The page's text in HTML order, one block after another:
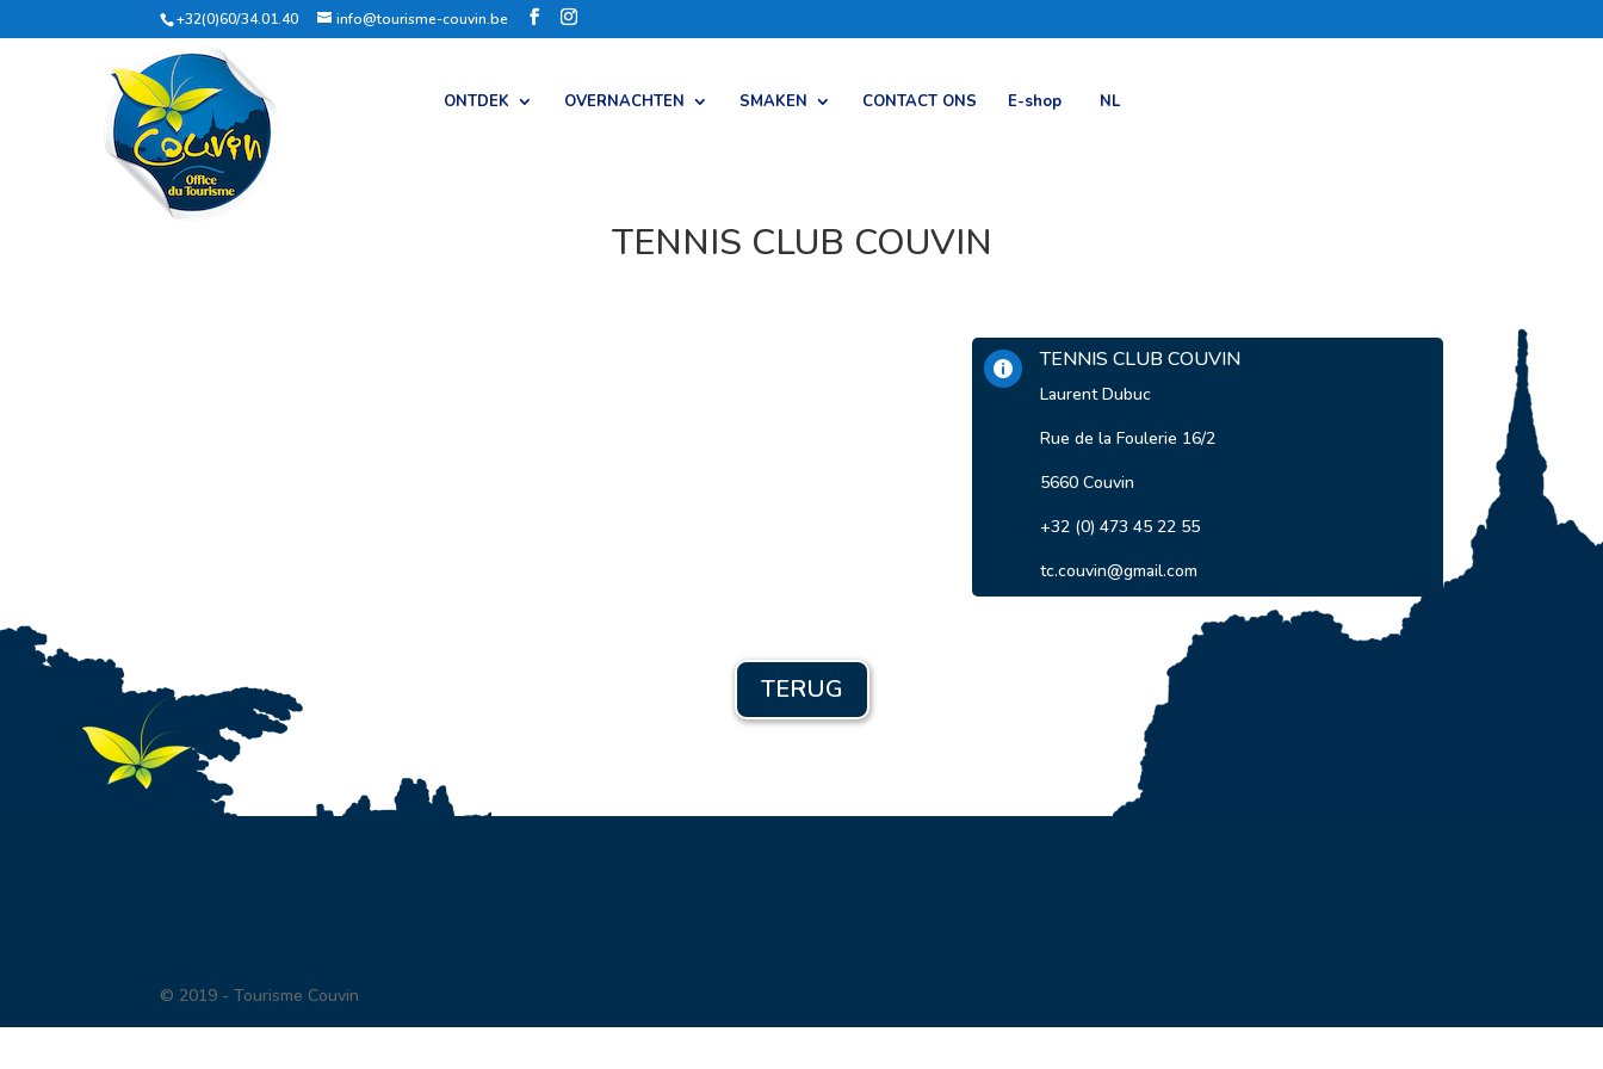
+32(0)60/34.01.40 info@tourisme-couvin.be
ONTDEK OVERNACHTEN SMAKEN CONTACT ONS E-shop NL
TENNIS CLUB COUVIN
 TENNIS CLUB COUVIN
Laurent Dubuc
Rue de la Foulerie 16/2
5660 Couvin
+32 (0) 473 45 22 55
tc.couvin@gmail.com
TERUG
© 2019 - Tourisme Couvin